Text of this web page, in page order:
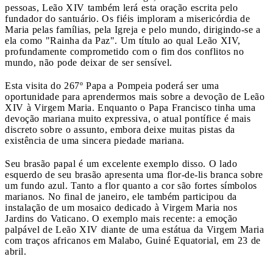
pessoas, Leão XIV também lerá esta oração escrita pelo
fundador do santuário. Os fiéis imploram a misericórdia de
Maria pelas famílias, pela Igreja e pelo mundo, dirigindo-se a
ela como "Rainha da Paz". Um título ao qual Leão XIV,
profundamente comprometido com o fim dos conflitos no
mundo, não pode deixar de ser sensível.
Esta visita do 267º Papa a Pompeia poderá ser uma
oportunidade para aprendermos mais sobre a devoção de Leão
XIV à Virgem Maria. Enquanto o Papa Francisco tinha uma
devoção mariana muito expressiva, o atual pontífice é mais
discreto sobre o assunto, embora deixe muitas pistas da
existência de uma sincera piedade mariana.
Seu brasão papal é um excelente exemplo disso. O lado
esquerdo de seu brasão apresenta uma flor-de-lis branca sobre
um fundo azul. Tanto a flor quanto a cor são fortes símbolos
marianos. No final de janeiro, ele também participou da
instalação de um mosaico dedicado à Virgem Maria nos
Jardins do Vaticano. O exemplo mais recente: a emoção
palpável de Leão XIV diante de uma estátua da Virgem Maria
com traços africanos em Malabo, Guiné Equatorial, em 23 de
abril.